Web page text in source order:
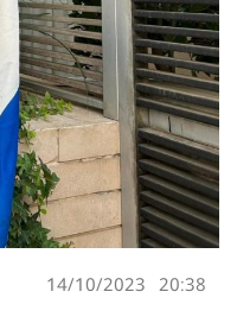
20:38
14/10/2023